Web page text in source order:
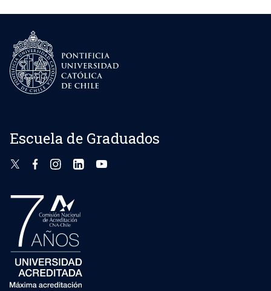
Escuela de Graduados